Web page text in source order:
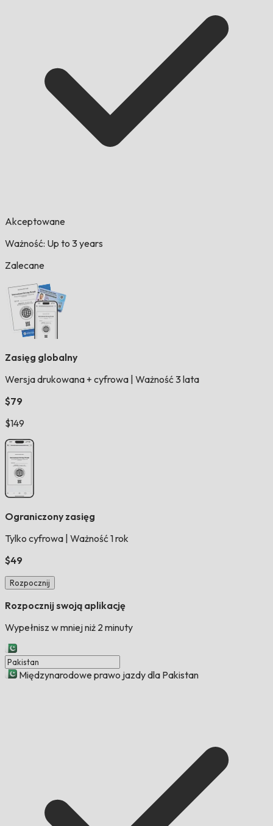
Akceptowane
Ważność: Up to 3 years
Zalecane
Zasięg globalny
Wersja drukowana + cyfrowa Ważność 3 lata
$79
$149
Ograniczony zasięg
Tylko cyfrowa Ważność 1 rok
$49
Rozpocznij
Rozpocznij swoją aplikację
Wypełnisz w mniej niż 2 minuty
Międzynarodowe prawo jazdy dla Pakistan